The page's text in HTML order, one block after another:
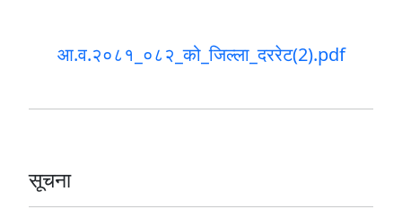
आ.व.२०८१_०८२_को_जिल्ला_दररेट(2).pdf
सूचना